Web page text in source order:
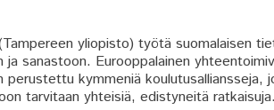
yliopisto) työtä suomalaisen
sanastoon. Eurooppalainen
kymmeniä koulutusalliansseja,
tarvitaan yhteisiä, edistyneitä ratkaisuja.